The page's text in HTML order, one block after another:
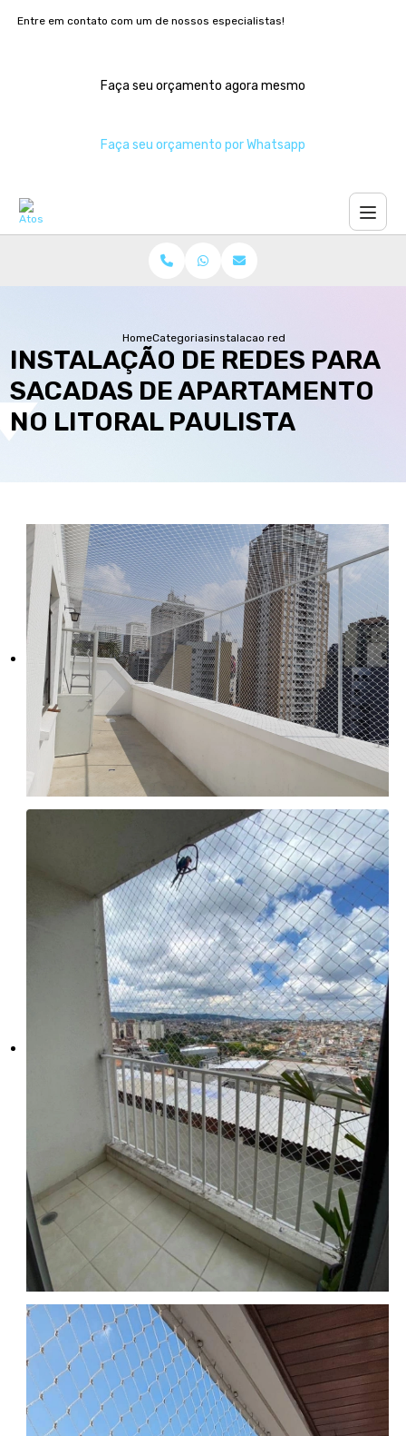
Entre em contato com um de nossos especialistas!
Faça seu orçamento agora mesmo
Faça seu orçamento por Whatsapp
HomeCategoriasinstalacao redes sacadas
INSTALAÇÃO DE REDES PARA
SACADAS DE APARTAMENTO
NO LITORAL PAULISTA